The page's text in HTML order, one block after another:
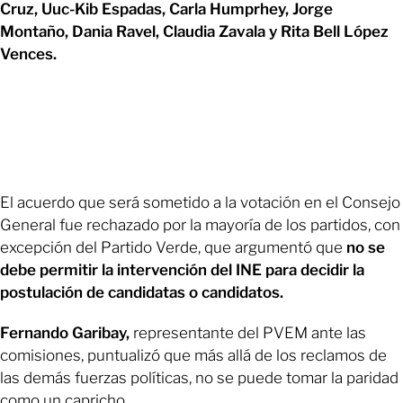
Cruz, Uuc-Kib Espadas, Carla Humprhey, Jorge
Montaño, Dania Ravel, Claudia Zavala y Rita Bell López
Vences.
El acuerdo que será sometido a la votación en el Consejo
General fue rechazado por la mayoría de los partidos, con
excepción del Partido Verde, que argumentó que no se
debe permitir la intervención del INE para decidir la
postulación de candidatas o candidatos.
Fernando Garibay, representante del PVEM ante las
comisiones, puntualizó que más allá de los reclamos de
las demás fuerzas políticas, no se puede tomar la paridad